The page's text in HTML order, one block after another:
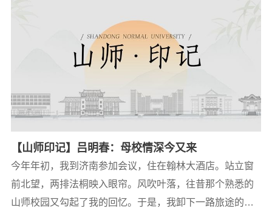
【山师印记】吕明春：母校情深今又来
今年年初，我到济南参加会议，住在翰林大酒店。站立窗
前北望，两排法桐映入眼帘。风吹叶落，往昔那个熟悉的
山师校园又勾起了我的回忆。于是，我卸下一路旅途的疲